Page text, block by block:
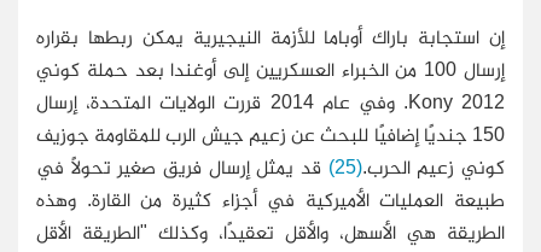
إن استجابة باراك أوباما للأزمة النيجيرية يمكن ربطها بقراره
إرسال 100 من الخبراء العسكريين إلى أوغندا بعد حملة كوني
Kony 2012. وفي عام 2014 قررت الولايات المتحدة، إرسال
150 جنديًا إضافيًا للبحث عن زعيم جيش الرب للمقاومة جوزيف
كوني زعيم الحرب.(25)
قد يمثل إرسال فريق صغير تحولاً في
طبيعة العمليات الأميركية في أجزاء كثيرة من القارة. وهذه
الطريقة هي الأسهل، والأقل تعقيدًا، وكذلك "الطريقة الأقل